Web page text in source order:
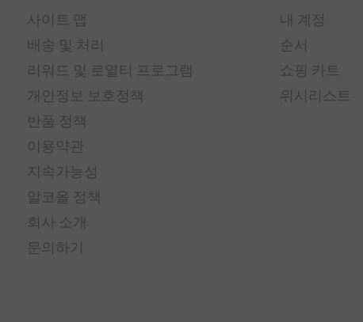
사이트 맵
배송 및 처리
리워드 및 로열티 프로그램
개인정보 보호정책
반품 정책
이용약관
지속가능성
알코올 정책
회사 소개
문의하기
내 계정
순서
쇼핑 카트
위시리스트